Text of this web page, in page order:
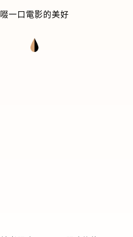
啜一口電影的美好